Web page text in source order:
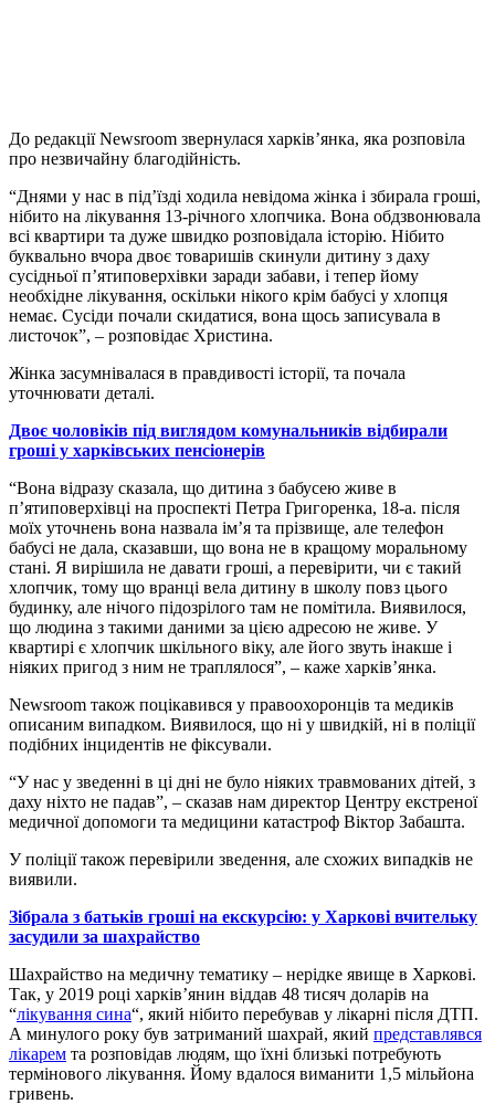
До редакції Newsroom звернулася харків’янка, яка розповіла
про незвичайну благодійність.
“Днями у нас в під’їзді ходила невідома жінка і збирала гроші,
нібито на лікування 13-річного хлопчика. Вона обдзвонювала
всі квартири та дуже швидко розповідала історію. Нібито
буквально вчора двоє товаришів скинули дитину з даху
сусідньої п’ятиповерхівки заради забави, і тепер йому
необхідне лікування, оскільки нікого крім бабусі у хлопця
немає. Сусіди почали скидатися, вона щось записувала в
листочок”, – розповідає Христина.
Жінка засумнівалася в правдивості історії, та почала
уточнювати деталі.
Двоє чоловіків під виглядом комунальників відбирали
гроші у харківських пенсіонерів
“Вона відразу сказала, що дитина з бабусею живе в
п’ятиповерхівці на проспекті Петра Григоренка, 18-а. після
моїх уточнень вона назвала ім’я та прізвище, але телефон
бабусі не дала, сказавши, що вона не в кращому моральному
стані. Я вирішила не давати гроші, а перевірити, чи є такий
хлопчик, тому що вранці вела дитину в школу повз цього
будинку, але нічого підозрілого там не помітила. Виявилося,
що людина з такими даними за цією адресою не живе. У
квартирі є хлопчик шкільного віку, але його звуть інакше і
ніяких пригод з ним не траплялося”, – каже харків’янка.
Newsroom також поцікавився у правоохоронців та медиків
описаним випадком. Виявилося, що ні у швидкій, ні в поліції
подібних інцидентів не фіксували.
“У нас у зведенні в ці дні не було ніяких травмованих дітей, з
даху ніхто не падав”, – сказав нам директор Центру екстреної
медичної допомоги та медицини катастроф Віктор Забашта.
У поліції також перевірили зведення, але схожих випадків не
виявили.
Зібрала з батьків гроші на екскурсію: у Харкові вчительку
засудили за шахрайство
Шахрайство на медичну тематику – нерідке явище в Харкові.
Так, у 2019 році харків’янин віддав 48 тисяч доларів на
“лікування сина“, який нібито перебував у лікарні після ДТП.
А минулого року був затриманий шахрай, який представлявся
лікарем та розповідав людям, що їхні близькі потребують
термінового лікування. Йому вдалося виманити 1,5 мільйона
гривень.